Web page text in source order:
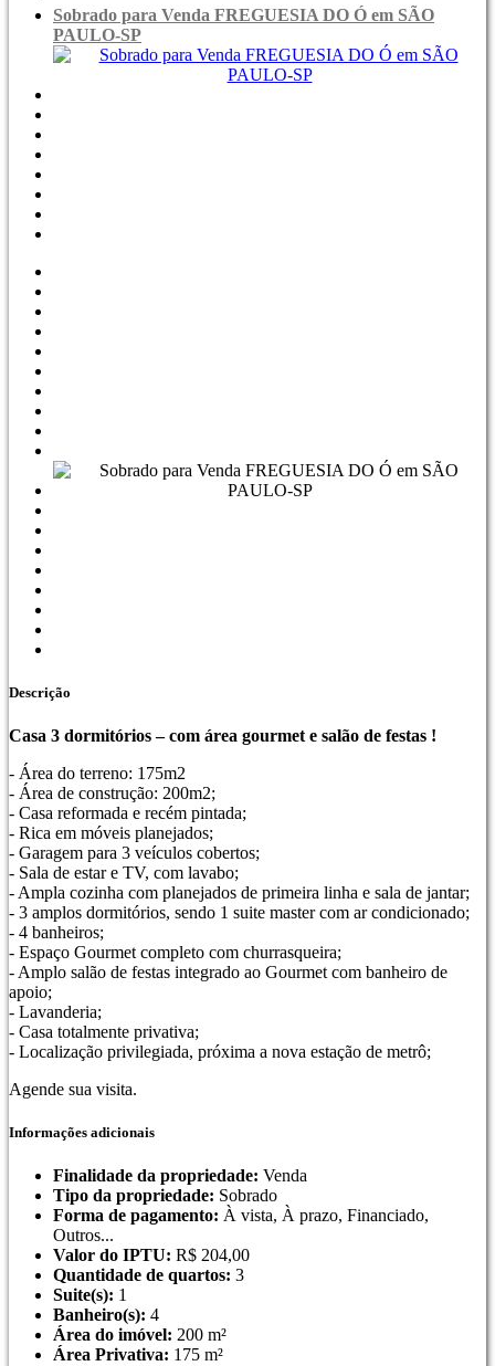
Sobrado para Venda FREGUESIA DO Ó em SÃO
PAULO-SP
Descrição
Casa 3 dormitórios – com área gourmet e salão de festas !
- Área do terreno: 175m2
- Área de construção: 200m2;
- Casa reformada e recém pintada;
- Rica em móveis planejados;
- Garagem para 3 veículos cobertos;
- Sala de estar e TV, com lavabo;
- Ampla cozinha com planejados de primeira linha e sala de jantar;
- 3 amplos dormitórios, sendo 1 suite master com ar condicionado;
- 4 banheiros;
- Espaço Gourmet completo com churrasqueira;
- Amplo salão de festas integrado ao Gourmet com banheiro de
apoio;
- Lavanderia;
- Casa totalmente privativa;
- Localização privilegiada, próxima a nova estação de metrô;
Agende sua visita.
Informações adicionais
Finalidade da propriedade: Venda
Tipo da propriedade: Sobrado
Forma de pagamento: À vista, À prazo, Financiado,
Outros...
Valor do IPTU: R$ 204,00
Quantidade de quartos: 3
Suite(s): 1
Banheiro(s): 4
Área do imóvel: 200 m²
Área Privativa: 175 m²